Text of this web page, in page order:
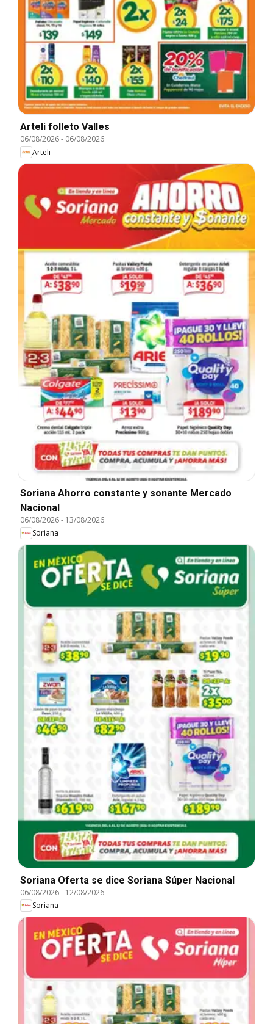
Arteli folleto Valles
06/08/2026- 06/08/2026
Arteli
Soriana Ahorro constante y sonante Mercado
Nacional
06/08/2026- 13/08/2026
Soriana
Soriana Oferta se dice Soriana Súper Nacional
06/08/2026- 12/08/2026
Soriana